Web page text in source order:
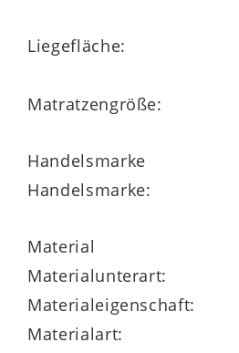
dem komfortablen
und bis maximal 20 kg
können. Jeder
können Sie das edle
der Interliving
Made in Germany
Liegefläche:
Matratzengröße:
Handelsmarke
Handelsmarke:
Material
Materialunterart:
Materialeigenschaft:
Materialart: